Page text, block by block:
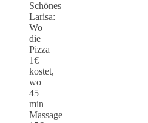
Schönes
Larisa:
Wo
die
Pizza
1€
kostet,
wo
45
min
Massage